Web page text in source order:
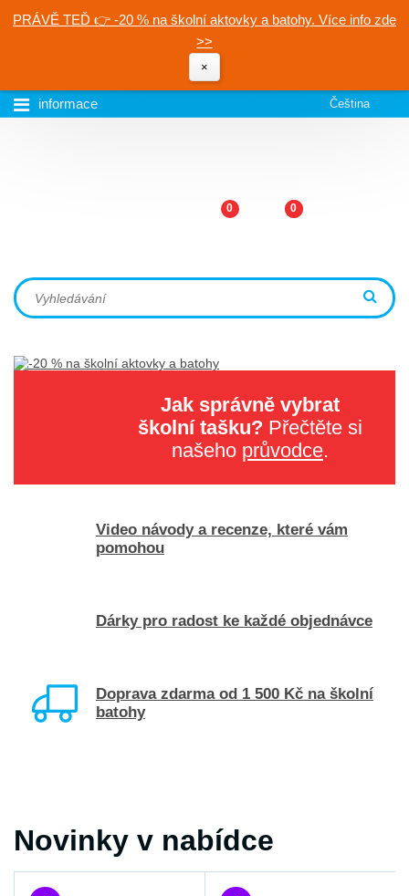
PRÁVĚ TEĎ 👉 -20 % na školní aktovky a batohy. Více info zde
>>
×
informace Čeština
0 0
Jak správně vybrat
školní tašku? Přečtěte si
našeho průvodce.
Video návody a recenze, které vám
pomohou
Dárky pro radost ke každé objednávce
Doprava zdarma od 1 500 Kč na školní
batohy
Novinky v nabídce